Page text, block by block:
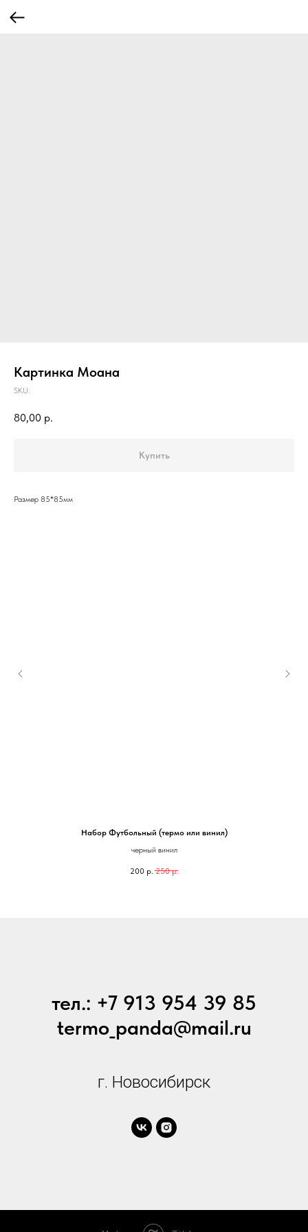
Картинка Моана
SKU:
80,00 р.
Купить
Размер 85*85мм
Набор Футбольный (термо или винил)
черный винил
200 р. 250 р.
тел.: +7 913 954 39 85
termo_panda@mail.ru
г. Новосибирск